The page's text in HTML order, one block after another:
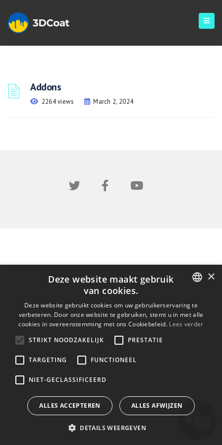
Addons
2264 views March 2, 2024
ENGLISH
ESTONIAN
×
Deze website maakt gebruik
van cookies.
Deze website gebruikt cookies om uw gebruikerservaring te
verbeteren. Door onze website te gebruiken, stemt u in met alle
cookies in overeenstemming met ons Cookiebeleid. Lees verder
STRIKT NOODZAKELIJK
PRESTATIE
TARGETING FUNCTIONEEL
NIET-GECLASSIFICEERD
ALLES ACCEPTEREN ALLES AFWIJZEN
DETAILS WEERGEVEN